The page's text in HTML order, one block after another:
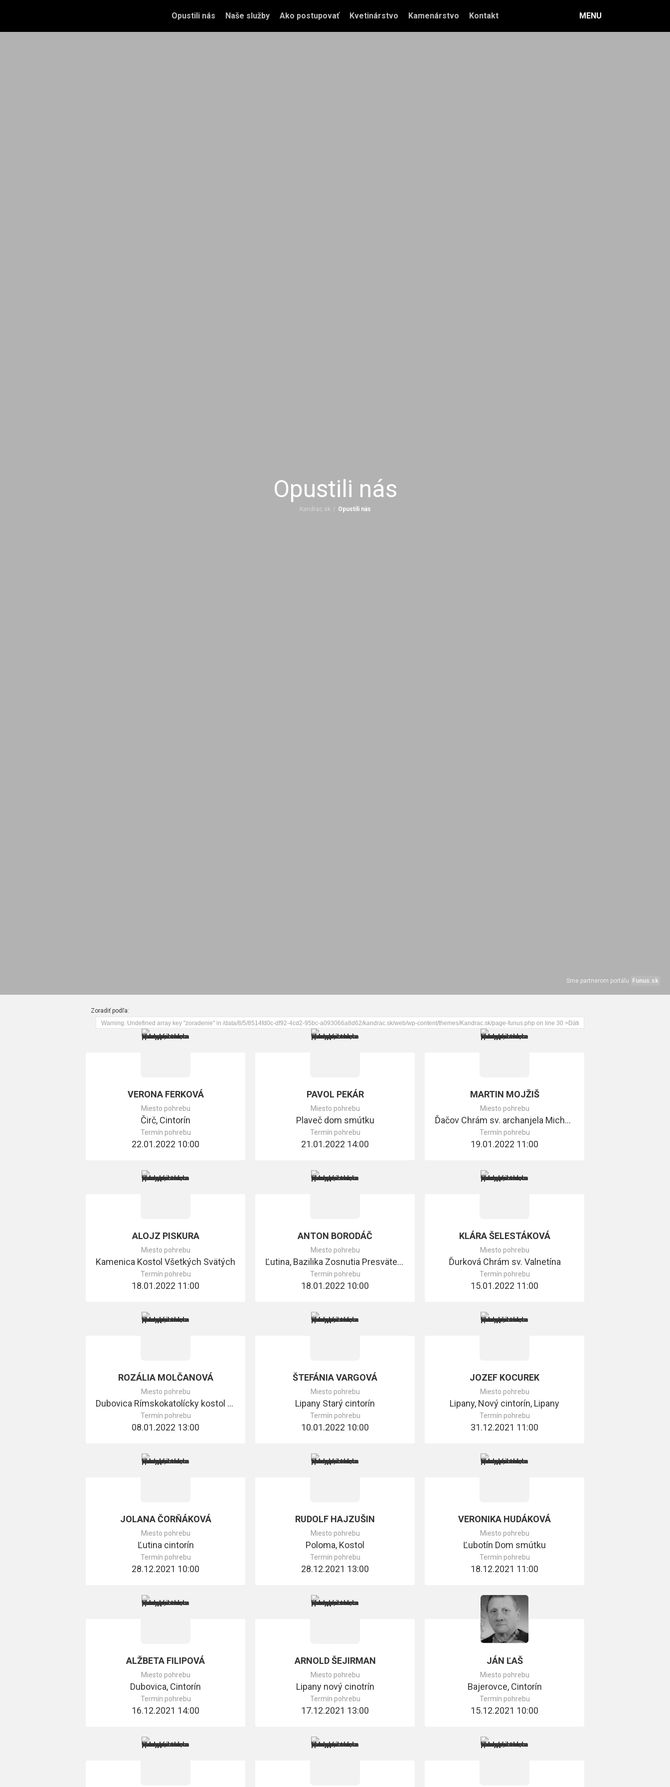
Opustili nás Naše služby Ako postupovať Kvetinárstvo Kamenárstvo Kontakt MENU
Opustili nás
Kandrac.sk / Opustili nás
Sme partnerom portálu Funus.sk
Zoradiť podľa:
OPUSTILI NÁS
VERONA FERKOVÁ
Miesto pohrebu
Čirč, Cintorín
Termín pohrebu
22.01.2022 10:00
PAVOL PEKÁR
Miesto pohrebu
Plaveč dom smútku
Termín pohrebu
21.01.2022 14:00
MARTIN MOJŽIŠ
Miesto pohrebu
Ďačov Chrám sv. archanjela Michala
Termín pohrebu
19.01.2022 11:00
ALOJZ PISKURA
Miesto pohrebu
Kamenica Kostol Všetkých Svätých
Termín pohrebu
18.01.2022 11:00
ANTON BORODÁČ
Miesto pohrebu
Ľutina, Bazilika Zosnutia Presvätej Bohorodičky
Termín pohrebu
18.01.2022 10:00
KLÁRA ŠELESTÁKOVÁ
Miesto pohrebu
Ďurková Chrám sv. Valnetína
Termín pohrebu
15.01.2022 11:00
ROZÁLIA MOLČANOVÁ
Miesto pohrebu
Dubovica Rímskokatolícky kostol Obetovania Pána
Termín pohrebu
08.01.2022 13:00
ŠTEFÁNIA VARGOVÁ
Miesto pohrebu
Lipany Starý cintorín
Termín pohrebu
10.01.2022 10:00
JOZEF KOCUREK
Miesto pohrebu
Lipany, Nový cintorín, Lipany
Termín pohrebu
31.12.2021 11:00
JOLANA ČORŇÁKOVÁ
Miesto pohrebu
Ľutina cintorín
Termín pohrebu
28.12.2021 10:00
RUDOLF HAJZUŠIN
Miesto pohrebu
Poloma, Kostol
Termín pohrebu
28.12.2021 13:00
VERONIKA HUDÁKOVÁ
Miesto pohrebu
Ľubotín Dom smútku
Termín pohrebu
18.12.2021 11:00
ALŽBETA FILIPOVÁ
Miesto pohrebu
Dubovica, Cintorín
Termín pohrebu
16.12.2021 14:00
ARNOLD ŠEJIRMAN
Miesto pohrebu
Lipany nový cinotrín
Termín pohrebu
17.12.2021 13:00
JÁN ĽAŠ
Miesto pohrebu
Bajerovce, Cintorín
Termín pohrebu
15.12.2021 10:00